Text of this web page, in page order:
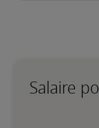
Salaire